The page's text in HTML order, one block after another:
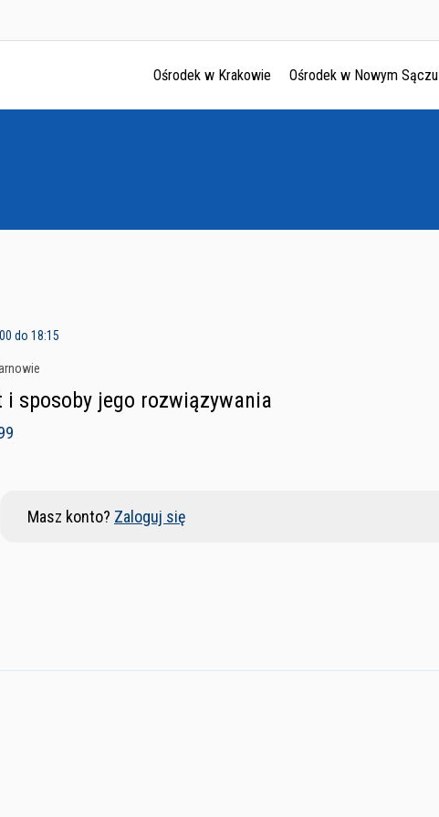
Ośrodek w Krakowie Ośrodek w Nowym Sączu
do 18:15
i sposoby jego rozwiązywania
Masz konto? Zaloguj się
Ośrodek w Krakowie